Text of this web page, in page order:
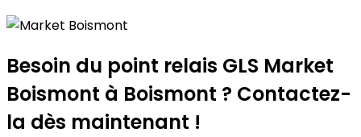
+
−
Besoin du point relais GLS Market
Boismont à Boismont ? Contactez-
la dès maintenant !